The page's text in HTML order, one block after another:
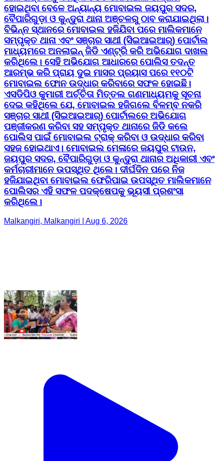
ହୋଇଥିବା ବେଳେ ଅନ୍ୟାନ୍ୟ ମୋବାଇଲ ଜୟପୁର ସଦର,
ବୈପାରିଗୁଡ଼ା ଓ କୁନ୍ଦୁରା ଥାନା ଅଞ୍ଚଳରୁ ଠାବ କରାଯାଇଥିଲା।
ବିଭିନ୍ନ ସ୍ଥାନରେ ମୋବାଇଲ ହଜିଯିବା ପରେ ମାଲିକମାନେ
ସମ୍ପୃକ୍ତ ଥାନା ଏବଂ ସଞ୍ଚାର ସାଥୀ (ସିଇଆଇଆର୍) ପୋର୍ଟାଲ
ମାଧ୍ୟମରେ ଅନଲାଇନ୍ ଜିଡି ଏଣ୍ଟ୍ରି କରି ଅଭିଯୋଗ ଦାଖଲ
କରିଥିଲେ। ସେହି ଅଭିଯୋଗ ଆଧାରରେ ପୋଲିସ ତଦନ୍ତ
ଆରମ୍ଭ କରି ପ୍ରାୟ ଦୁଇ ମାସର ପ୍ରୟାସ ପରେ ୧୧୦ଟି
ମୋବାଇଲ ଫୋନ ଉଦ୍ଧାର କରିବାରେ ସଫଳ ହୋଇଛି।
ଏସଡିପିଓ କୁମାରୀ ଅର୍ଚ୍ଚିତା ମିତ୍ତଲ ଗଣମାଧ୍ୟମକୁ ସୂଚନା
ଦେଇ କହିଥିଲେ ଯେ, ମୋବାଇଲ ହଜିଗଲେ ବିଳମ୍ବ ନକରି
ସଞ୍ଚାର ସାଥୀ (ସିଇଆଇଆର୍) ପୋର୍ଟାଲରେ ଅଭିଯୋଗ
ପଞ୍ଜୀକରଣ କରିବା ସହ ସମ୍ପୃକ୍ତ ଥାନାରେ ଜିଡି କଲେ
ପୋଲିସ ପାଇଁ ମୋବାଇଲ ଟ୍ରାକ୍ କରିବା ଓ ଉଦ୍ଧାର କରିବା
ସହଜ ହୋଇଥାଏ। ମୋବାଇଲ ମେଳାରେ ଜୟପୁର ଟାଉନ,
ଜୟପୁର ସଦର, ବୈପାରିଗୁଡ଼ା ଓ କୁନ୍ଦୁରା ଥାନାର ଅଧିକାରୀ ଏବଂ
କର୍ମଚାରୀମାନେ ଉପସ୍ଥିତ ଥିଲେ। ଦୀର୍ଘଦିନ ପରେ ନିଜ
ହଜିଯାଇଥିବା ମୋବାଇଲ ଫେରିପାଇ ଉପସ୍ଥିତ ମାଲିକମାନେ
ପୋଲିସର ଏହି ସଫଳ ପଦକ୍ଷେପକୁ ଭୂୟସୀ ପ୍ରଶଂସା
କରିଥିଲେ।
Malkangiri, Malkangiri | Aug 6, 2026